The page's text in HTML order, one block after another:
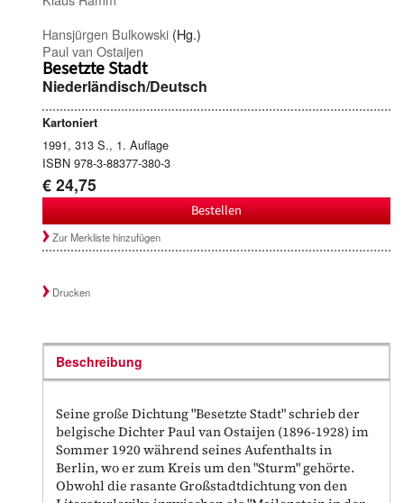
Hansjürgen Bulkowski (Hg.)
Paul van Ostaijen
Besetzte Stadt
Niederländisch/Deutsch
Kartoniert
1991, 313 S., 1. Auflage
ISBN 978-3-88377-380-3
€ 24,75
Bestellen
Zur Merkliste hinzufügen
Drucken
Beschreibung
Seine große Dichtung "Besetzte Stadt" schrieb der
belgische Dichter Paul van Ostaijen (1896-1928) im
Sommer 1920 während seines Aufenthalts in
Berlin, wo er zum Kreis um den "Sturm" gehörte.
Obwohl die rasante Großstadtdichtung von den